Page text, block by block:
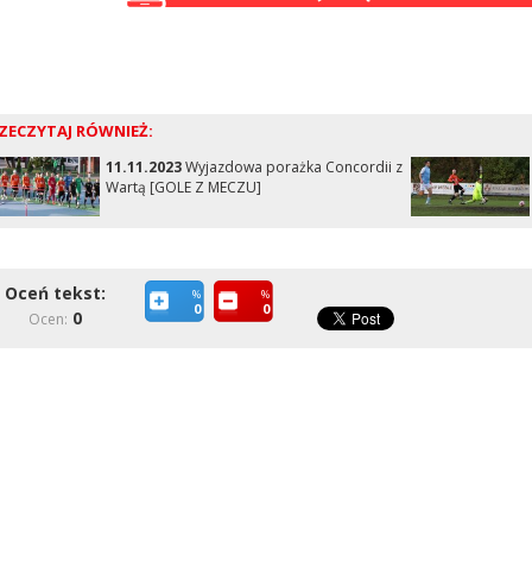
RÓWNIEŻ:
11.11.2023Wyjazdowa porażka Concordii z
Wartą [GOLE Z MECZU]
Oceń tekst:
Ocen: 0
%
0
%
0